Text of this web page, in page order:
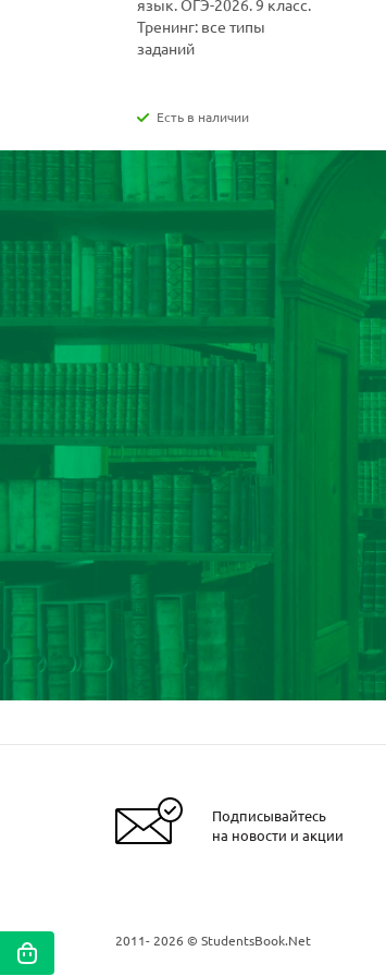
язык. ОГЭ-2026. 9 класс.
Тренинг: все типы
заданий
Есть в наличии
Подписывайтесь
на новости и акции
2011- 2026 © StudentsBook.Net